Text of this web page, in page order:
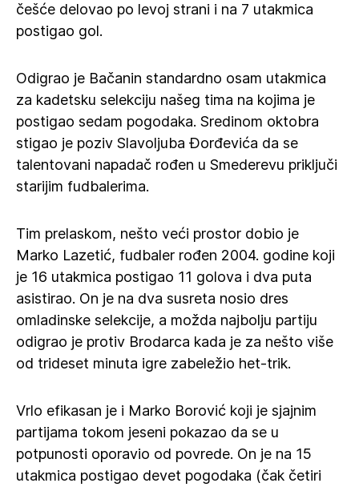
češće delovao po levoj strani i na 7 utakmica
postigao gol.
Odigrao je Bačanin standardno osam utakmica
za kadetsku selekciju našeg tima na kojima je
postigao sedam pogodaka. Sredinom oktobra
stigao je poziv Slavoljuba Đorđevića da se
talentovani napadač rođen u Smederevu priključi
starijim fudbalerima.
Tim prelaskom, nešto veći prostor dobio je
Marko Lazetić, fudbaler rođen 2004. godine koji
je 16 utakmica postigao 11 golova i dva puta
asistirao. On je na dva susreta nosio dres
omladinske selekcije, a možda najbolju partiju
odigrao je protiv Brodarca kada je za nešto više
od trideset minuta igre zabeležio het-trik.
Vrlo efikasan je i Marko Borović koji je sjajnim
partijama tokom jeseni pokazao da se u
potpunosti oporavio od povrede. On je na 15
utakmica postigao devet pogodaka (čak četiri